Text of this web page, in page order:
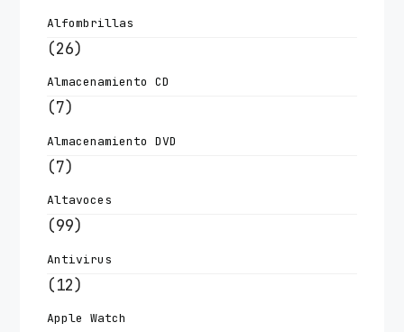
Alfombrillas
(26)
Almacenamiento CD
(7)
Almacenamiento DVD
(7)
Altavoces
(99)
Antivirus
(12)
Apple Watch